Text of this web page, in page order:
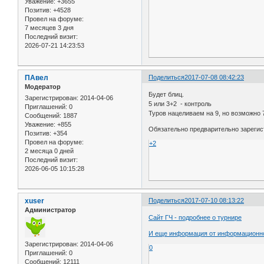
Позитив: +4528
Провел на форуме:
7 месяцев 3 дня
Последний визит:
2026-07-21 14:23:53
Поделиться2017-07-08 08:42:23
ПАвел
Модератор
Зарегистрирован: 2014-04-06
Приглашений: 0
Сообщений: 1887
Уважение: +855
Позитив: +354
Провел на форуме:
2 месяца 0 дней
Последний визит:
2026-06-05 10:15:28
Будет блиц.
5 или 3+2 - контроль
Туров нацеливаем на 9, но возможно
Обязательно предварительно
+2
Поделиться2017-07-10 08:13:22
xuser
Администратор
Зарегистрирован: 2014-04-06
Приглашений: 0
Сообщений: 12111
Сайт ГЧ - подробнее о турнире
И еще информация от
0